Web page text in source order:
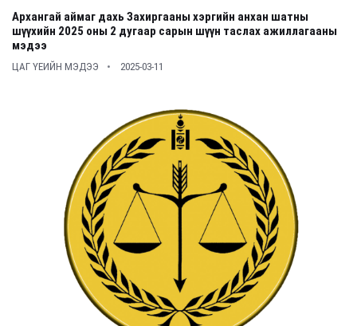
Архангай аймаг дахь Захиргааны хэргийн анхан шатны
шүүхийн 2025 оны 2 дугаар сарын шүүн таслах ажиллагааны
мэдээ
ЦАГ ҮЕИЙН МЭДЭЭ 2025-03-11